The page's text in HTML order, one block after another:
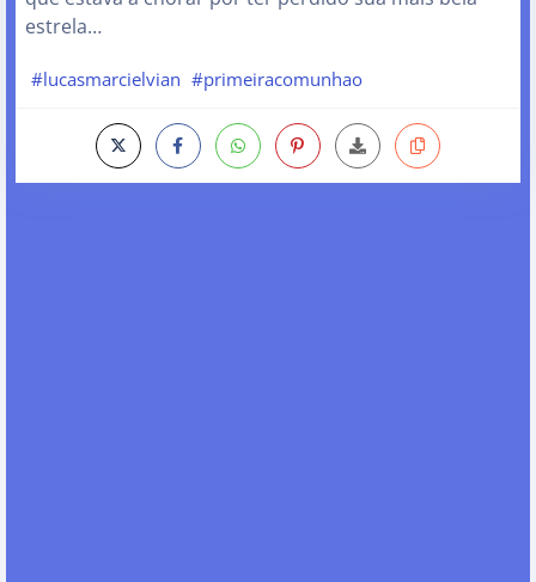
estrela…
#lucasmarcielvian #primeiracomunhao